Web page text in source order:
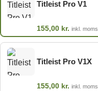
Titleist Pro V1
155,00 kr. inkl. moms
Titleist Pro V1X
155,00 kr. inkl. moms